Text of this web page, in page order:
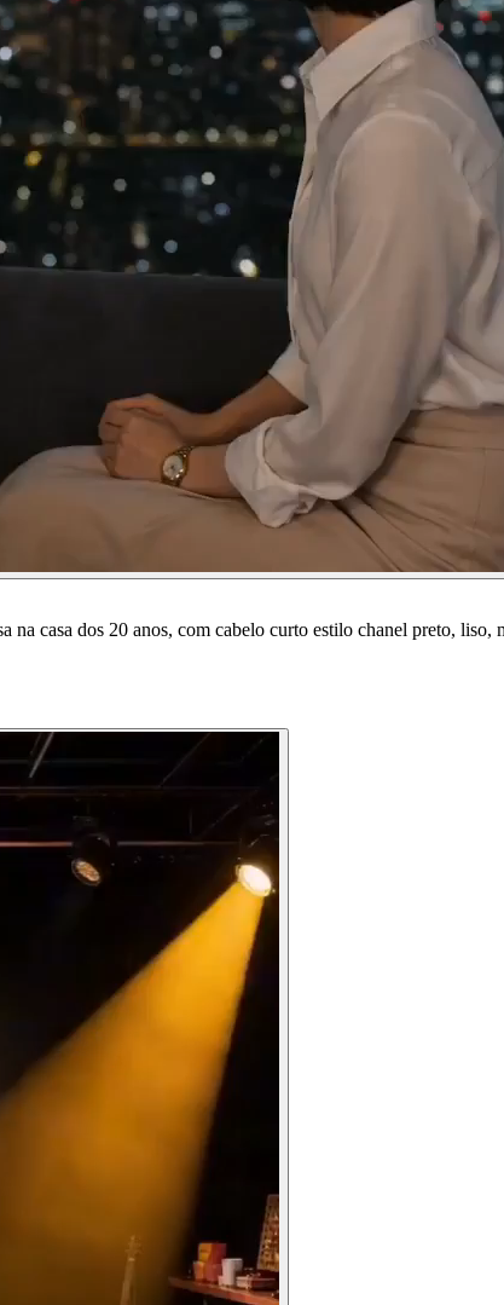
casa dos 20 anos, com cabelo curto estilo chanel preto, liso,